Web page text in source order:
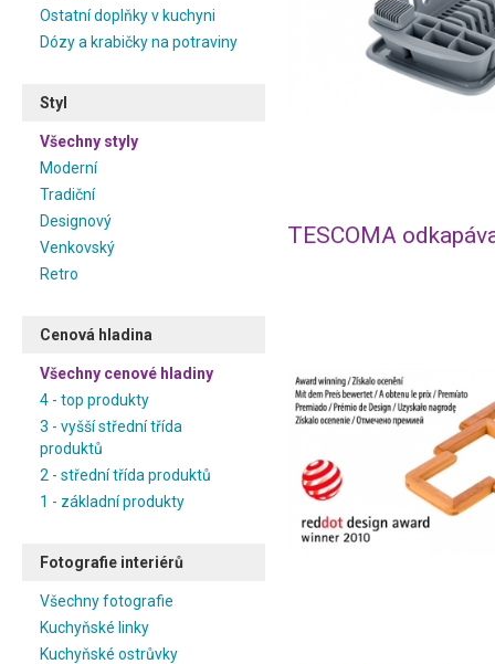
Ostatní doplňky v kuchyni
Dózy a krabičky na potraviny
Styl
Všechny styly
Moderní
Tradiční
Designový
Venkovský
Retro
Cenová hladina
Všechny cenové hladiny
4 - top produkty
3 - vyšší střední třída
produktů
2 - střední třída produktů
1 - základní produkty
Fotografie interiérů
Všechny fotografie
Kuchyňské linky
Kuchyňské ostrůvky